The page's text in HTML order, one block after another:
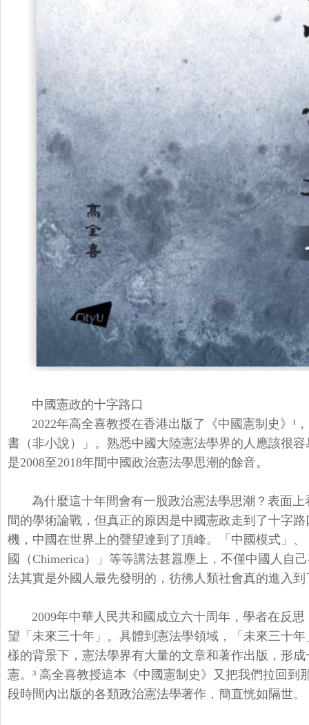
中國憲政的十字路口
2022年高全喜教授在香港出版了《中國憲制史》¹
書（非小說）」。 熟悉中國大陸憲法學界的人應該很容
是2008至2018年間中國政治憲法學思潮的餘音。
為什麼這十年間會有一股政治憲法學思潮？表面上
間的學術論戰， 但真正的原因是中國憲政走到了十字路
機， 中國在世界上的聲望達到了頂峰。「中國模式」
國（Chimerica）」 等等講法甚囂塵上，不僅中國人自
法其實是外國人最先發明的， 彷彿人類社會真的進入
2009年中華人民共和國成立六十周年，學者在反
望「未來三十年」。 具體到憲法學領域，「未來三十年
樣的背景下， 憲法學界有大量的文章和著作出版，形
憲。³ 高全喜教授這本《中國憲制史》 又把我們拉回到
段時間內出版的各類政治憲法學著作， 簡直恍如隔世。